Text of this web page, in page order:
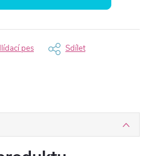
pes Sdílet